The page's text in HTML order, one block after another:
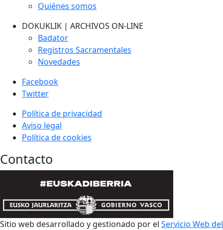
Quiénes somos
DOKUKLIK | ARCHIVOS ON-LINE
Badator
Registros Sacramentales
Novedades
Facebook
Twitter
Política de privacidad
Aviso legal
Política de cookies
Contacto
Sitio web desarrollado y gestionado por el Servicio Web del